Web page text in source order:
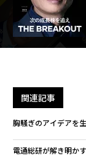
関連記事
胸騒ぎのアイデアを
電通総研が解き明か